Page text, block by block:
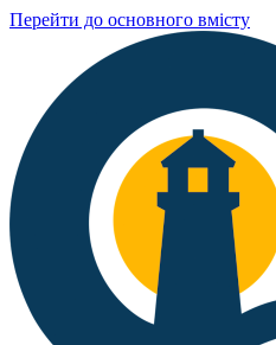
Перейти до основного вмісту